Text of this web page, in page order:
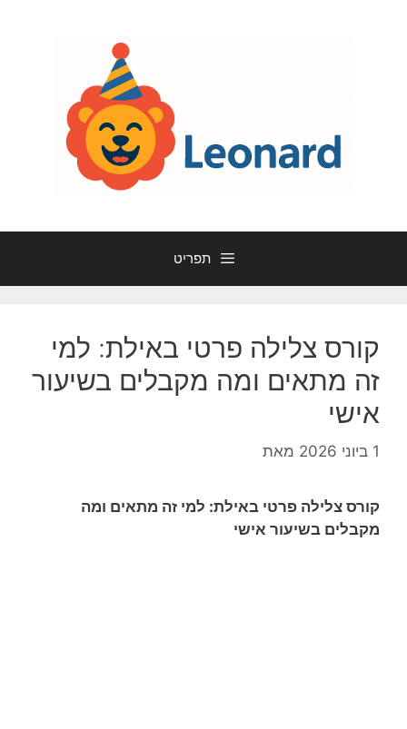
תפריט
קורס צלילה פרטי באילת: למי
זה מתאים ומה מקבלים בשיעור
אישי
1 ביוני 2026 מאת
קורס צלילה פרטי באילת: למי זה מתאים ומה
מקבלים בשיעור אישי